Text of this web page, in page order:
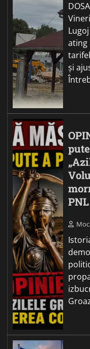
ating
și